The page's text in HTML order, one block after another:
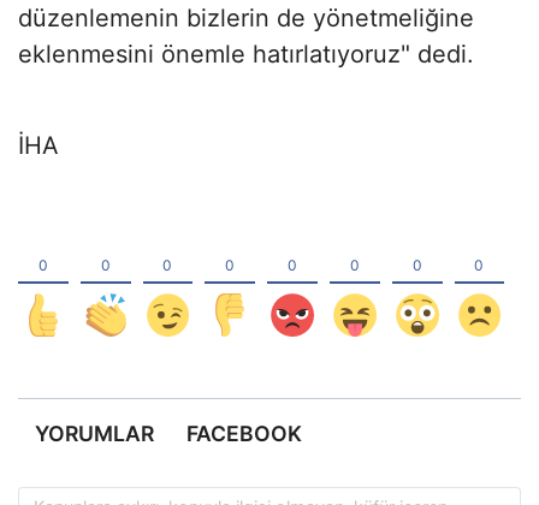
düzenlemenin bizlerin de yönetmeliğine
eklenmesini önemle hatırlatıyoruz" dedi.
İHA
YORUMLAR FACEBOOK